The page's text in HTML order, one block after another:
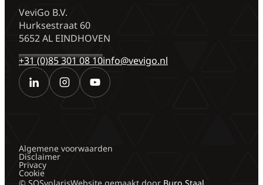
VeviGo B.V.
Hurksestraat 60
5652 AL EINDHOVEN
+31 (0)85 301 08 10info@vevigo.nl
Algemene voorwaarden
Disclaimer
Privacy
Cookie